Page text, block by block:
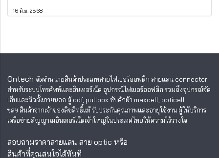
16 มิ.ย. 2568
Ontech จัดจำหน่ายสินค้าประเภทสายไฟเบอร์ออฟติก สายแลน connector
สำหรับระบบโทรศัพท์และอินเทอร์เน็ต อุปกรณ์ไฟเบอร์ออฟติก รวมถึงอุปกรณ์จัด
เก็บและติดตั้งภายนอก ตู้ odf, pullbox ซับดักผ้า maxcell, opticell
ฯลฯ สินค้าจากเจ้าของลิขสิทธิ์แท้ รับประกันคุณภาพและอายุใช้งาน ผู้ให้บริการ
เครือข่ายสัญญาณอินเทอร์เน็ตเจ้าใหญ่ในประเทศไทยให้ความไว้วางใจ
สอบถามราคาสายแลน สาย optic หรือ
สินค้าที่คุณสนใจได้ทันที